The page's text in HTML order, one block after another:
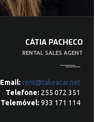
CÁTIA PACHECO
RENTAL SALES AGENT
Email: rent@takeacar.net
Telefone: 255 072 351
Telemóvel: 933 171 114